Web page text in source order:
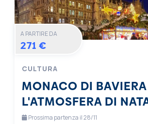
A PARTIRE DA
271 €
CULTURA
MONACO DI
L'ATMOSFERA DI
Prossima partenza il 28/11